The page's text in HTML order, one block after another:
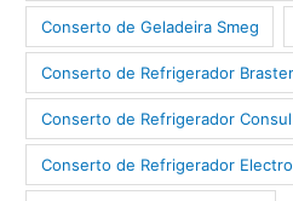
Conserto de Geladeira Smeg
Conserto de Refrigerador
Conserto de Refrigerador Consul
Conserto de Refrigerador